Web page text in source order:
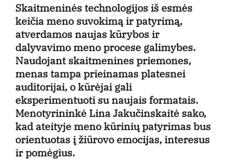
Skaitmeninės technologijos iš esmės
keičia meno suvokimą ir patyrimą,
atverdamos naujas kūrybos ir
dalyvavimo meno procese galimybes.
Naudojant skaitmenines priemones,
menas tampa prieinamas platesnei
auditorijai, o kūrėjai gali
eksperimentuoti su naujais formatais.
Menotyrininkė Lina Jakučinskaitė sako,
kad ateityje meno kūrinių patyrimas bus
orientuotas į žiūrovo emocijas, interesus
ir pomėgius.